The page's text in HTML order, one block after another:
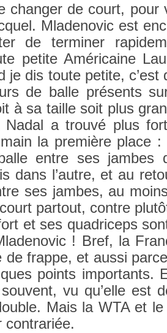
chang­er de court, pour
Mladenovic est
de ter­min­er
petite Américaine
je dis toute petite, c’est
de balle présents
à sa tail­le soit plus
Nadal a trouvé plus
la première place
entre ses jam­bes
dans l’autre, et au
ses jam­bes, au
par­tout, con­tre
et ses quad­riceps
! Bref, la
de frap­pe, et aussi
points im­por­tants.
vu qu’elle est
Mais la WTA et
contra­riée.